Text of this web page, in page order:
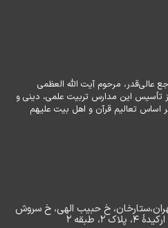
۱۳۵۱ توسط مرجع عالی‌قدر، مرحوم آیت الله العظمی
این مدارس تربیت علمی، دینی و
اساس تعالیم قرآن و اهل بیت علیهم
خ حبیب الهی، خ سروش
طبقه ۲